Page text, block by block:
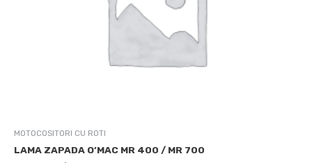
MOTOCOSITORI CU ROTI
LAMA ZAPADA O’MAC MR 400 / MR 700